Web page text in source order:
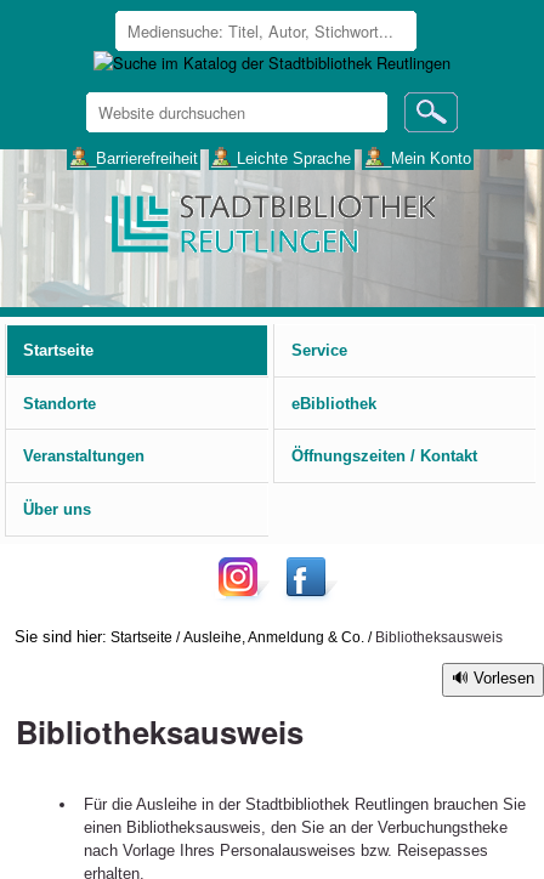
Website
durchsuchen
___Barrierefreiheit ___Leichte Sprache ___Mein Konto
Startseite
Service
Standorte eBibliothek
Veranstaltungen Öffnungszeiten / Kontakt
Über uns
Sie sind hier: Startseite /Ausleihe, Anmeldung & Co. / Bibliotheksausweis
Vorlesen
Bibliotheksausweis
Für die Ausleihe in der Stadtbibliothek Reutlingen brauchen Sie
einen Bibliotheksausweis, den Sie an der Verbuchungstheke
nach Vorlage Ihres Personalausweises bzw. Reisepasses
erhalten.